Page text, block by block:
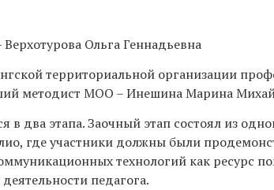
Ольга Геннадьевна
территориальной организации
методист МОО – Инешина Марина
в два этапа. Заочный этап состоял из
где участники должны были
технологий как ресурс
педагога.